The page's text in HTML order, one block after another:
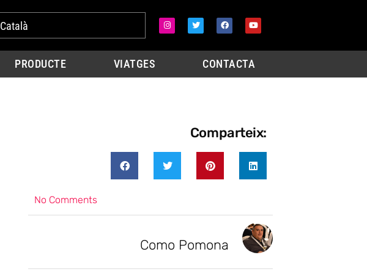
Català
PRODUCTE VIATGES CONTACTA
Comparteix:
No Comments
Como Pomona